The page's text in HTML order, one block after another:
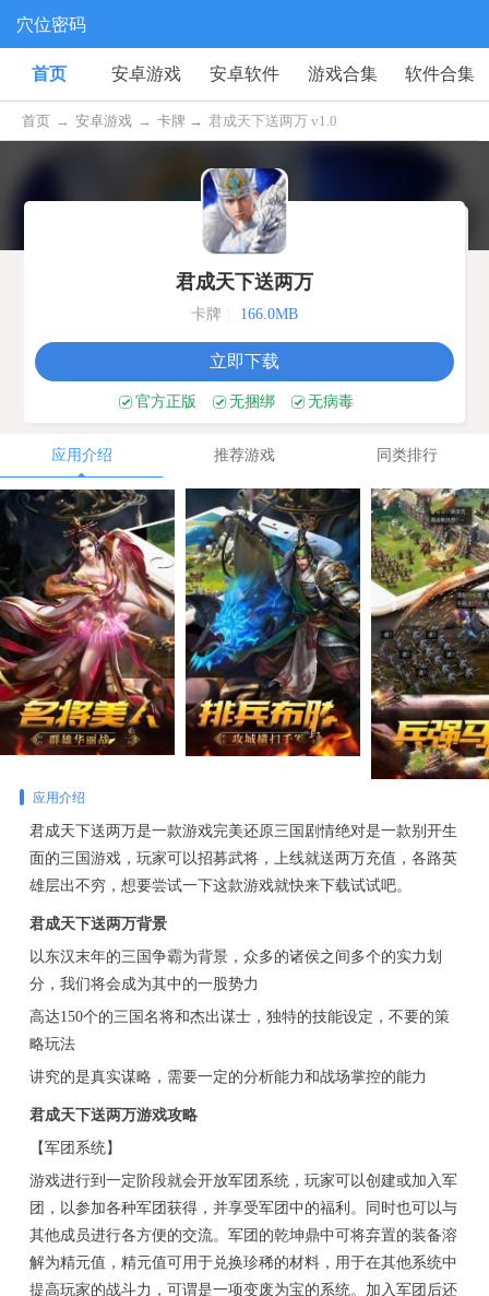
穴位密码
首页 安卓游戏 安卓软件 游戏合集 软件合集
首页 → 安卓游戏 → 卡牌 → 君成天下送两万 v1.0
君成天下送两万
卡牌 166.0MB
立即下载
官方正版 无捆绑 无病毒
应用介绍 推荐游戏 同类排行
应用介绍
君成天下送两万是一款游戏完美还原三国剧情绝对是一款别开生
面的三国游戏，玩家可以招募武将，上线就送两万充值，各路英
雄层出不穷，想要尝试一下这款游戏就快来下载试试吧。
君成天下送两万背景
以东汉末年的三国争霸为背景，众多的诸侯之间多个的实力划
分，我们将会成为其中的一股势力
高达150个的三国名将和杰出谋士，独特的技能设定，不要的策
略玩法
讲究的是真实谋略，需要一定的分析能力和战场掌控的能力
君成天下送两万游戏攻略
【军团系统】
游戏进行到一定阶段就会开放军团系统，玩家可以创建或加入军
团，以参加各种军团获得，并享受军团中的福利。同时也可以与
其他成员进行各方便的交流。军团的乾坤鼎中可将弃置的装备溶
解为精元值，精元值可用于兑换珍稀的材料，用于在其他系统中
提高玩家的战斗力，可谓是一项变废为宝的系统。加入军团后还